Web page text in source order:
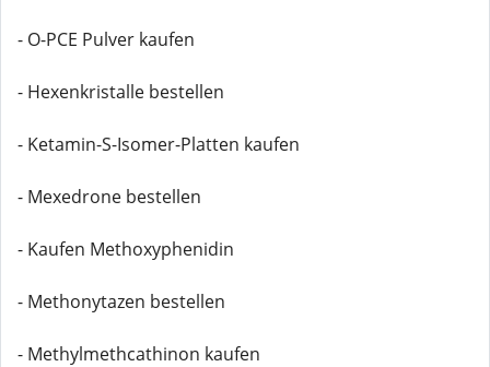
- O-PCE Pulver kaufen
- Hexenkristalle bestellen
- Ketamin-S-Isomer-Platten kaufen
- Mexedrone bestellen
- Kaufen Methoxyphenidin
- Methonytazen bestellen
- Methylmethcathinon kaufen